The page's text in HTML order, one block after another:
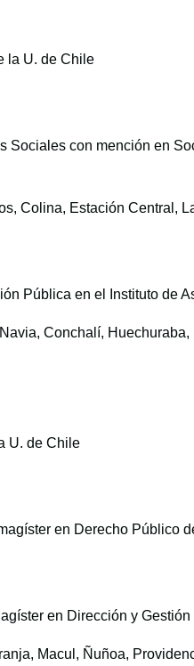
la U. de Chile
Sociales con mención en
Colina, Estación Central,
Pública en el Instituto de
Conchalí,
U. de Chile
en Derecho Público
en Dirección y
Macul, Ñuñoa,